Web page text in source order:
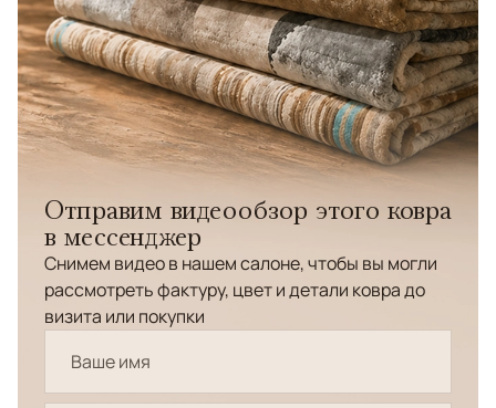
Отправим видеообзор этого ковра
в мессенджер
Снимем видео в нашем салоне, чтобы вы могли
рассмотреть фактуру, цвет и детали ковра до
визита или покупки